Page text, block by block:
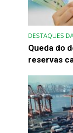
DESTAQUES
Queda do
reservas